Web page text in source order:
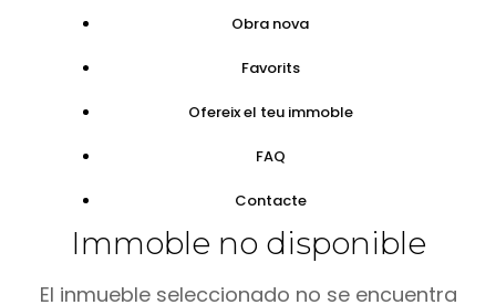
Obra nova
Favorits
Ofereix el teu immoble
FAQ
Contacte
Immoble no disponible
El inmueble seleccionado no se encuentra